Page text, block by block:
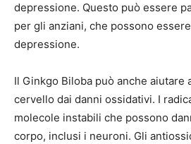
depressione. Questo può essere
per gli anziani, che possono
depressione.
Il Ginkgo Biloba può anche aiutare
cervello dai danni ossidativi. I
molecole instabili che possono
corpo, inclusi i neuroni. Gli